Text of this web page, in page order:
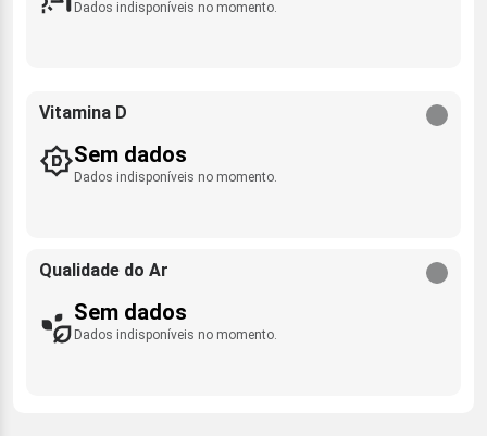
Dados indisponíveis no momento.
Vitamina D
Sem dados
Dados indisponíveis no momento.
Qualidade do Ar
Sem dados
Dados indisponíveis no momento.